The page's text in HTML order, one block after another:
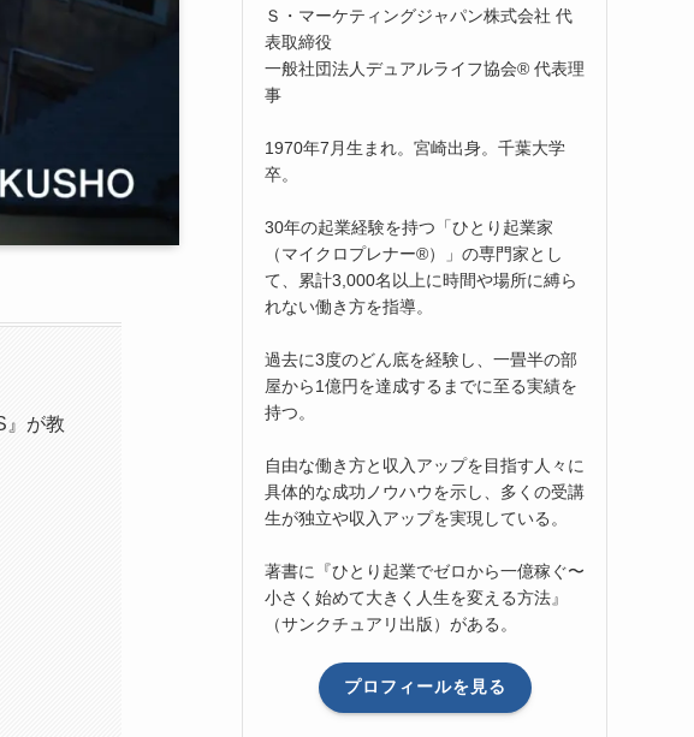
』が教
Ｓ・マーケティングジャパン株式会社 代
表取締役
一般社団法人デュアルライフ協会® 代表理
事
1970年7月生まれ。宮崎出身。千葉大学
卒。
30年の起業経験を持つ「ひとり起業家
（マイクロプレナー®）」の専門家とし
て、累計3,000名以上に時間や場所に縛ら
れない働き方を指導。
過去に3度のどん底を経験し、一畳半の部
屋から1億円を達成するまでに至る実績を
持つ。
自由な働き方と収入アップを目指す人々に
具体的な成功ノウハウを示し、多くの受講
生が独立や収入アップを実現している。
著書に『ひとり起業でゼロから一億稼ぐ〜
小さく始めて大きく人生を変える方法』
（サンクチュアリ出版）がある。
プロフィールを見る